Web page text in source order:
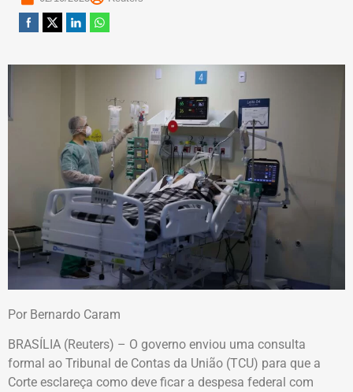
Por Bernardo Caram
BRASÍLIA (Reuters) – O governo enviou uma consulta
formal ao Tribunal de Contas da União (TCU) para que a
Corte esclareça como deve ficar a despesa federal com